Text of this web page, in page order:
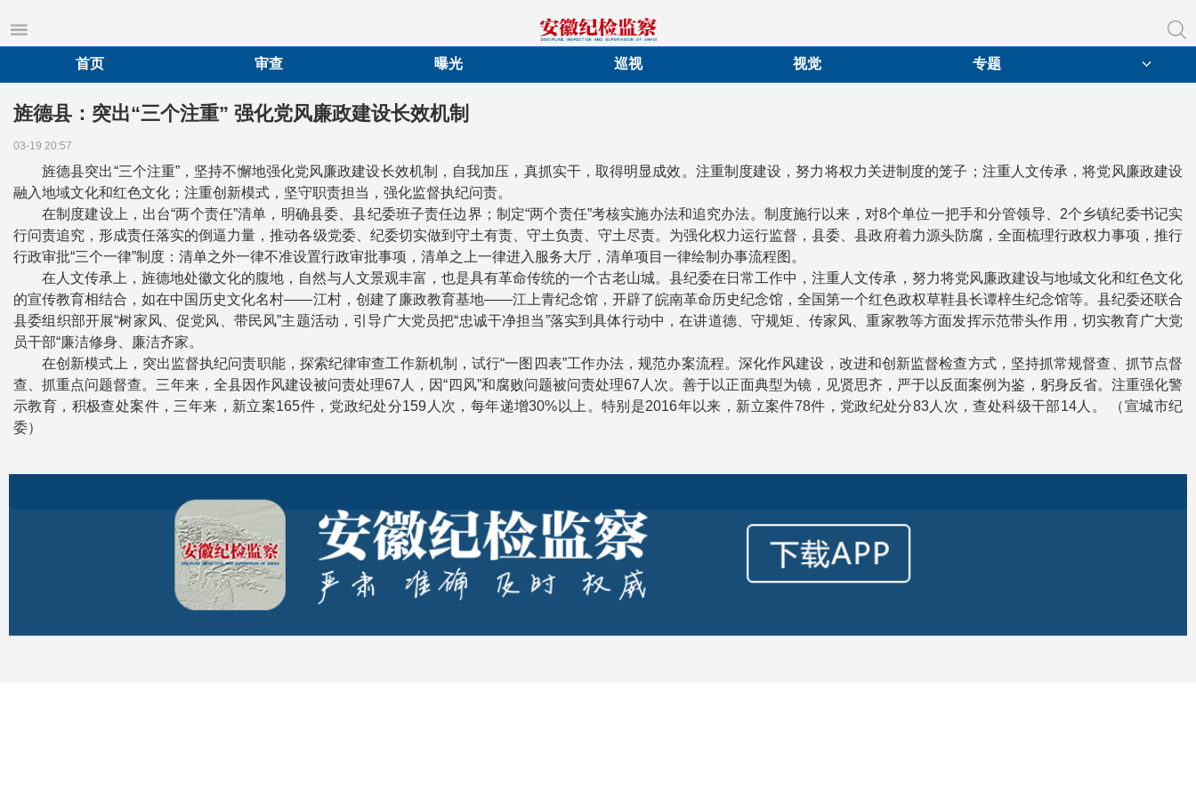
首页
审查 曝光 巡视 视觉 专题
旌德县：突出“三个注重” 强化党风廉政建设长效机制
03-19 20:57
旌德县突出“三个注重”，坚持不懈地强化党风廉政建设长效机制，自我加压，真抓实干，取得明显成效。注重制度建设，努力将权力关进制度的笼子；注重人文传承，将党风廉政建设
融入地域文化和红色文化；注重创新模式，坚守职责担当，强化监督执纪问责。
在制度建设上，出台“两个责任”清单，明确县委、县纪委班子责任边界；制定“两个责任”考核实施办法和追究办法。制度施行以来，对8个单位一把手和分管领导、2个乡镇纪委书记实
行问责追究，形成责任落实的倒逼力量，推动各级党委、纪委切实做到守土有责、守土负责、守土尽责。为强化权力运行监督，县委、县政府着力源头防腐，全面梳理行政权力事项，推行
行政审批“三个一律”制度：清单之外一律不准设置行政审批事项，清单之上一律进入服务大厅，清单项目一律绘制办事流程图。
在人文传承上，旌德地处徽文化的腹地，自然与人文景观丰富，也是具有革命传统的一个古老山城。县纪委在日常工作中，注重人文传承，努力将党风廉政建设与地域文化和红色文化
的宣传教育相结合，如在中国历史文化名村——江村，创建了廉政教育基地——江上青纪念馆，开辟了皖南革命历史纪念馆，全国第一个红色政权草鞋县长谭梓生纪念馆等。县纪委还联合
县委组织部开展“树家风、促党风、带民风”主题活动，引导广大党员把“忠诚干净担当”落实到具体行动中，在讲道德、守规矩、传家风、重家教等方面发挥示范带头作用，切实教育广大党
员干部“廉洁修身、廉洁齐家。
在创新模式上，突出监督执纪问责职能，探索纪律审查工作新机制，试行“一图四表”工作办法，规范办案流程。深化作风建设，改进和创新监督检查方式，坚持抓常规督查、抓节点督
查、抓重点问题督查。三年来，全县因作风建设被问责处理67人，因“四风”和腐败问题被问责处理67人次。善于以正面典型为镜，见贤思齐，严于以反面案例为鉴，躬身反省。注重强化警
示教育，积极查处案件，三年来，新立案165件，党政纪处分159人次，每年递增30%以上。特别是2016年以来，新立案件78件，党政纪处分83人次，查处科级干部14人。 （宣城市纪
委）